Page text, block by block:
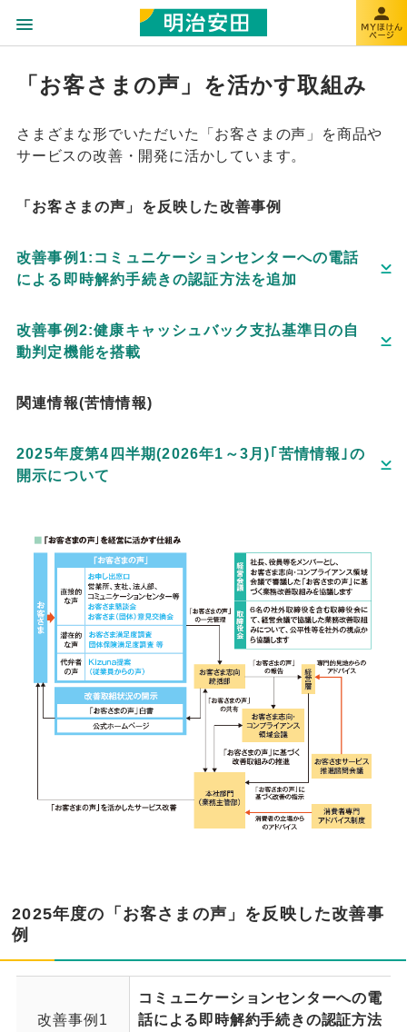
「お客さまの声」を活かす取組み
さまざまな形でいただいた「お客さまの声」を商品や
サービスの改善・開発に活かしています。
「お客さまの声」を反映した改善事例
改善事例1:コミュニケーションセンターへの電話
による即時解約手続きの認証方法を追加
改善事例2:健康キャッシュバック支払基準日の自
動判定機能を搭載
関連情報(苦情情報)
2025年度第4四半期(2026年1～3月)｢苦情情報｣の
開示について
2025年度の「お客さまの声」を反映した改善事
例
改善事例1
コミュニケーションセンターへの電
話による即時解約手続きの認証方法